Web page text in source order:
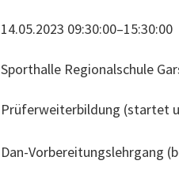
14.05.2023 09:30:00–15:30:00
Sporthalle Regionalschule
Prüferweiterbildung (startet
Dan-Vorbereitungslehrgang